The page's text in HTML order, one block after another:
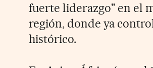
fuerte liderazgo" en el
región, donde ya
histórico.